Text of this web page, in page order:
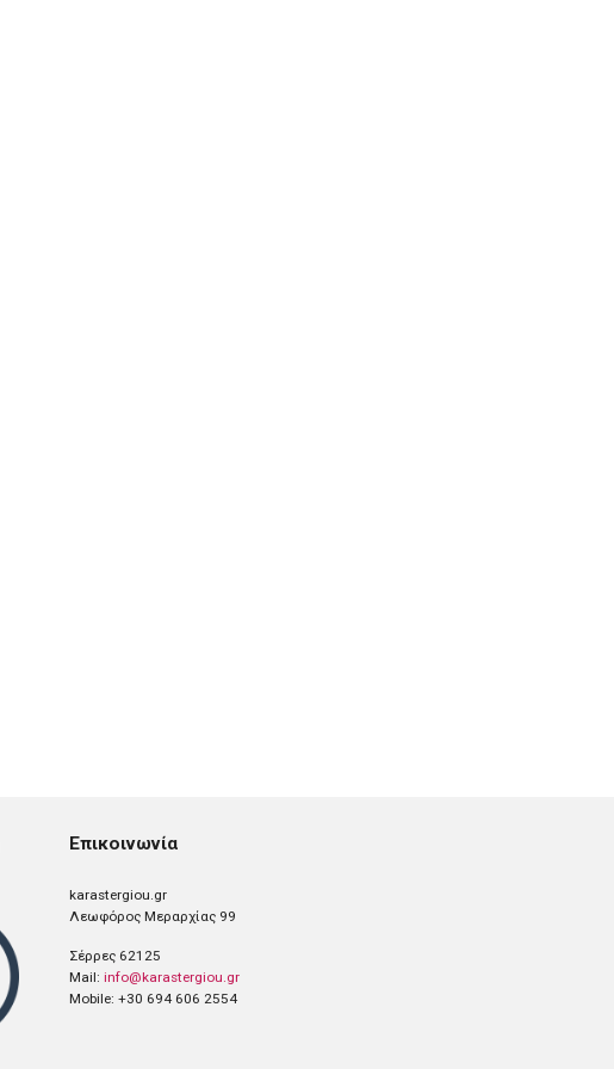
Επικοινωνία
karastergiou.gr
Λεωφόρος Μεραρχίας 99
Σέρρες 62125
Mail: info@karastergiou.gr
Mobile: +30 694 606 2554